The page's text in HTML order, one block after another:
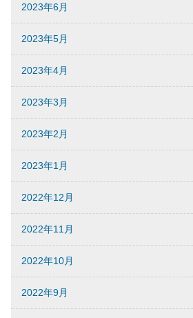
2023年6月
2023年5月
2023年4月
2023年3月
2023年2月
2023年1月
2022年12月
2022年11月
2022年10月
2022年9月